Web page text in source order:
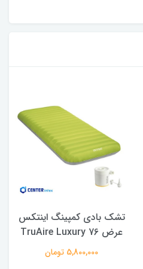
تشک بادی کمپینگ اینتکس
عرض 76 TruAire Luxury
5,800,000 تومان